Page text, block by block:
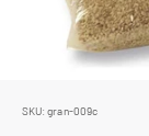
SKU: gran-009c